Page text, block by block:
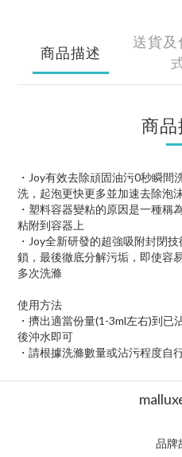
商品描述
送貨及
商品
・Joy有效去除頑固油污0秒瞬
洗，起泡更快更多並加速去除泡
・塑料容器變粘的原因是一種稱
粘附到容器上
・Joy全新研發的超強吸附封閉
鎖，最後徹底分解污垢，即使容
多次洗滌
使用方法
・擠出適當份量(1-3ml左右)到
後沖水即可
・請根據洗滌數量或沾污程度自
品牌